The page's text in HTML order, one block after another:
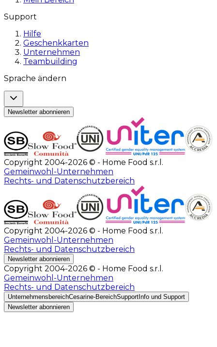
Support
Hilfe
Geschenkkarten
Unternehmen
Teambuilding
Sprache ändern
Newsletter abonnieren
Copyright 2004-2026 © - Home Food s.r.l.
Gemeinwohl-Unternehmen
Rechts- und Datenschutzbereich
Copyright 2004-2026 © - Home Food s.r.l.
Gemeinwohl-Unternehmen
Rechts- und Datenschutzbereich
Newsletter abonnieren
Copyright 2004-2026 © - Home Food s.r.l.
Gemeinwohl-Unternehmen
Rechts- und Datenschutzbereich
UnternehmensbereichCesarine-BereichSupport Info und Support
Newsletter abonnieren